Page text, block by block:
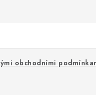
obchodními